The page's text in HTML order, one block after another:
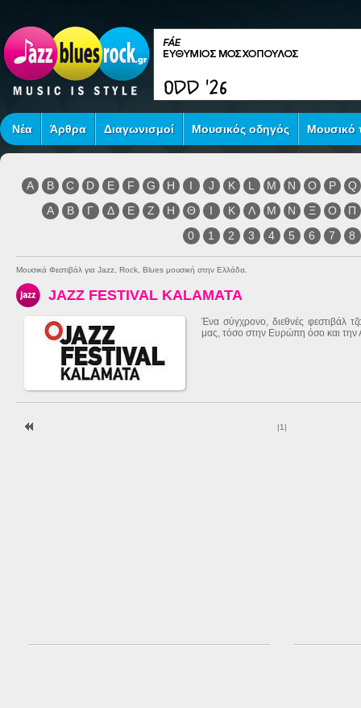
Νέα Άρθρα Διαγωνισμοί Μουσικός οδηγός Μουσικό
A B C D E F G H I J K L M N O P
Q
Α
Β Γ Δ Ε Ζ Η Θ Ι Κ Λ Μ Ν Ξ Ο
Π
0
1 2 3 4 5 6 7 8
Μουσικά Φεστιβάλ για Jazz, Rock, Blues μουσική στην Ελλάδα.
JAZZ FESTIVAL KALAMATA
Ένα σύγχρονο, διεθνές φεστιβάλ
μας, τόσο στην Ευρώπη όσο και την
1